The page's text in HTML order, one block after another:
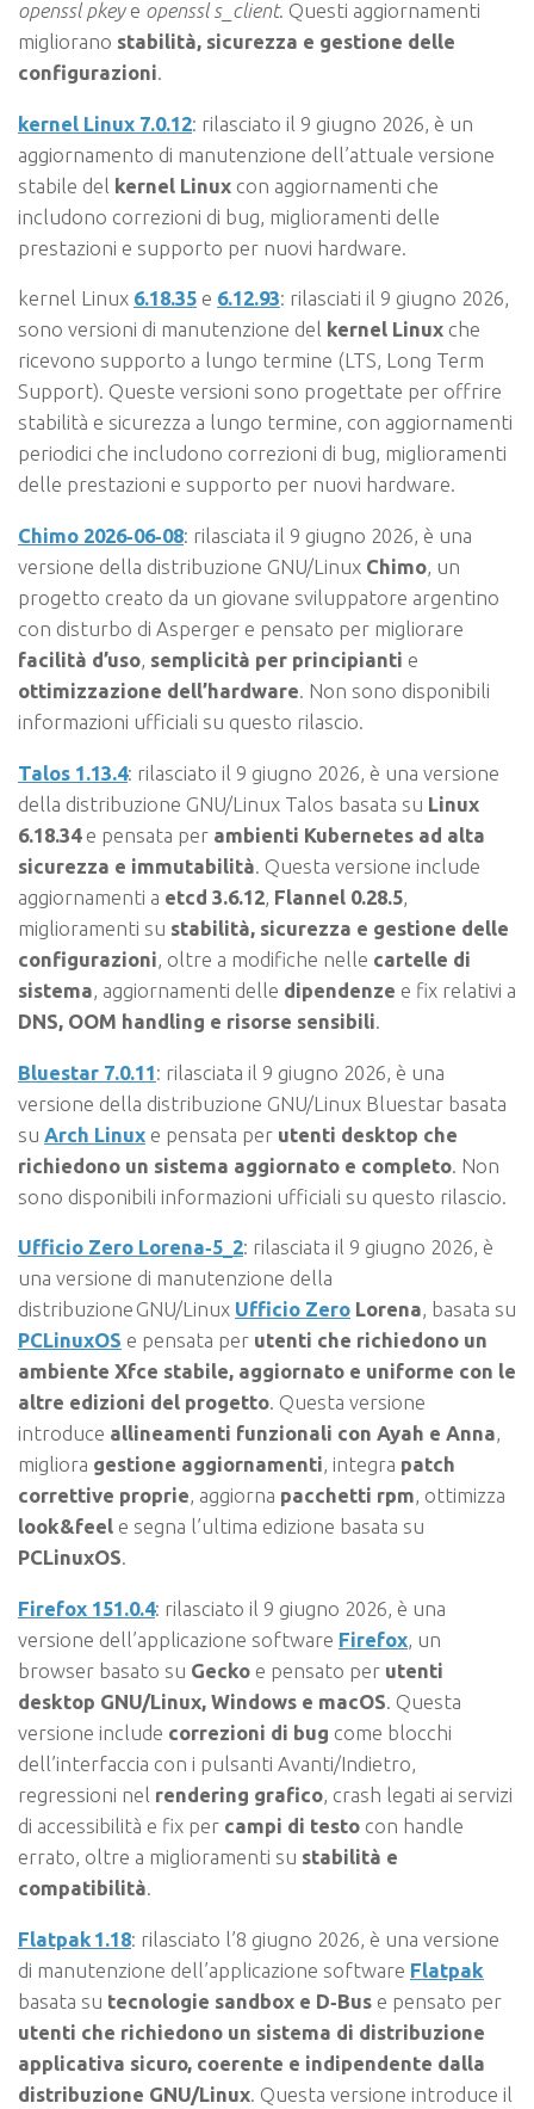
openssl pkeye openssl s_client. Questi aggiornamenti
migliorano stabilità, sicurezza e gestione delle
configurazioni.
kernel Linux 7.0.12: rilasciato il 9 giugno 2026, è un
aggiornamento di manutenzione dell’attuale versione
stabile del kernel Linux con aggiornamenti che
includono correzioni di bug, miglioramenti delle
prestazioni e supporto per nuovi hardware.
kernel Linux 6.18.35 e 6.12.93: rilasciati il 9 giugno 2026,
sono versioni di manutenzione del kernel Linux che
ricevono supporto a lungo termine (LTS, Long Term
Support). Queste versioni sono progettate per offrire
stabilità e sicurezza a lungo termine, con aggiornamenti
periodici che includono correzioni di bug, miglioramenti
delle prestazioni e supporto per nuovi hardware.
Chimo 2026‑06‑08: rilasciata il 9 giugno 2026, è una
versione della distribuzione GNU/Linux Chimo, un
progetto creato da un giovane sviluppatore argentino
con disturbo di Asperger e pensato per migliorare
facilità d’uso, semplicità per principianti e
ottimizzazione dell’hardware. Non sono disponibili
informazioni ufficiali su questo rilascio.
Talos 1.13.4: rilasciato il 9 giugno 2026, è una versione
della distribuzione GNU/Linux Talos basata su Linux
6.18.34e pensata per ambienti Kubernetes ad alta
sicurezza e immutabilità. Questa versione include
aggiornamenti a etcd 3.6.12, Flannel 0.28.5,
miglioramenti su stabilità, sicurezza e gestione delle
configurazioni, oltre a modifiche nelle cartelle di
sistema, aggiornamenti delle dipendenze e fix relativi a
DNS, OOM handling e risorse sensibili.
Bluestar 7.0.11: rilasciata il 9 giugno 2026, è una
versione della distribuzione GNU/Linux Bluestar basata
su Arch Linux e pensata per utenti desktop che
richiedono un sistema aggiornato e completo . Non
sono disponibili informazioni ufficiali su questo rilascio.
Ufficio Zero Lorena‑5_2: rilasciata il 9 giugno 2026, è
una versione di manutenzione della
distribuzione GNU/Linux Ufficio Zero Lorena, basata su
PCLinuxOS e pensata per utenti che richiedono un
ambiente Xfce stabile, aggiornato e uniforme con le
altre edizioni del progetto. Questa versione
introduce allineamenti funzionali con Ayah e Anna,
migliora gestione aggiornamenti, integra patch
correttive proprie, aggiorna pacchetti rpm, ottimizza
look&feel e segna l’ultima edizione basata su
PCLinuxOS.
Firefox 151.0.4: rilasciato il 9 giugno 2026, è una
versione dell’applicazione software Firefox, un
browser basato su Gecko e pensato per utenti
desktop GNU/Linux, Windows e macOS. Questa
versione include correzioni di bug come blocchi
dell’interfaccia con i pulsanti Avanti/Indietro,
regressioni nel rendering grafico, crash legati ai servizi
di accessibilità e fix per campi di testo con handle
errato, oltre a miglioramenti su stabilità e
compatibilità.
Flatpak 1.18: rilasciato l’8 giugno 2026, è una versione
di manutenzione dell’applicazione software Flatpak
basata su tecnologie sandbox e D‑Bus e pensato per
utenti che richiedono un sistema di distribuzione
applicativa sicuro, coerente e indipendente dalla
distribuzione GNU/Linux . Questa versione introduce il